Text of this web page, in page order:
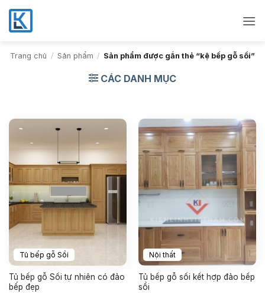
Bỏ
qua
nội
dungTrang chủ / Sản phẩm / Sản phẩm được gắn thẻ “kệ bếp gỗ sồi”
CÁC DANH MỤC
Tủ bếp gỗ Sồi
Tủ bếp gỗ Sồi tự nhiên có đảo
bếp đẹp
Nội thất
Tủ bếp gỗ sồi kết hợp đảo bếp
sồi